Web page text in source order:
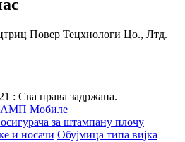
Повер Тецхнологи Цо., Лтд.
: Сва права задржана.
АМП Мобиле
за штампану плочу
и носачи Обујмица типа вијка